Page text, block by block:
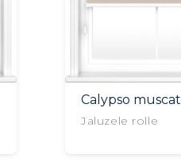
Calypso muscat
Jaluzele rolle